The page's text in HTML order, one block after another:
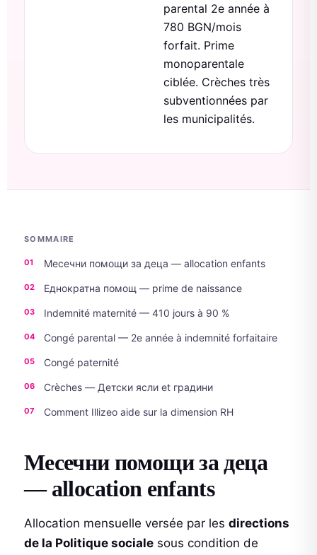
parental 2e année à
780 BGN/mois
forfait. Prime
monoparentale
ciblée. Crèches très
subventionnées par
les municipalités.
SOMMAIRE
Месечни помощи за деца — allocation enfants
Еднократна помощ — prime de naissance
Indemnité maternité — 410 jours à 90 %
Congé parental — 2e année à indemnité forfaitaire
Congé paternité
Crèches — Детски ясли et градини
Comment Illizeo aide sur la dimension RH
Месечни помощи за деца
— allocation enfants
Allocation mensuelle versée par les directions
de la Politique sociale sous condition de